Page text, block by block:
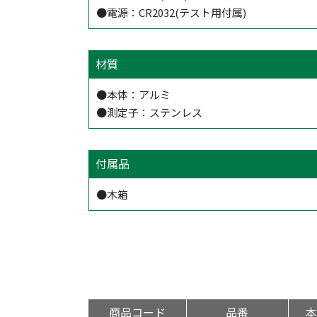
●電源：CR2032(テスト用付属)
材質
●本体：アルミ
●測定子：ステンレス
付属品
●木箱
商品コード 品番